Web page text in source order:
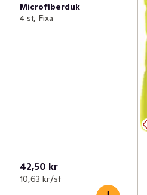
Microfiberduk
4 st, Fixa
42,50 kr
10,63 kr /st